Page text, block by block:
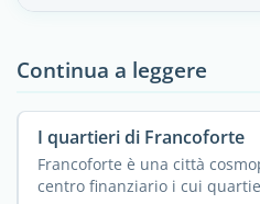
Continua a leggere
I quartieri di Francoforte
Francoforte è una città
centro finanziario i cui